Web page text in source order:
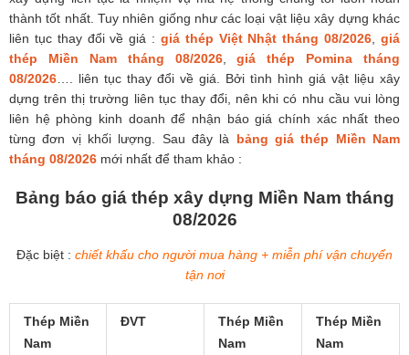
thành tốt nhất. Tuy nhiên giống như các loại vật liệu xây dựng khác
liên tục thay đổi về giá : giá thép Việt Nhật tháng 08/2026 ,giá
thép Miền Nam tháng 08/2026,
giá thép Pomina tháng
08/2026 …. liên tục thay đổi về giá. Bởi tình hình giá vật liệu xây
dựng trên thị trường liên tục thay đổi, nên khi có nhu cầu vui lòng
liên hệ phòng kinh doanh để nhận báo giá chính xác nhất theo
từng đơn vị khối lượng. Sau đây là bảng giá thép Miền Nam
tháng 08/2026 mới nhất để tham khảo :
Bảng báo giá thép xây dựng Miền Nam tháng
08/2026
Đặc biệt : chiết khấu cho người mua hàng + miễn phí vận chuyển
tận nơi
Thép Miền
Nam
ĐVT
Thép Miền
Nam
Thép Miền
Nam